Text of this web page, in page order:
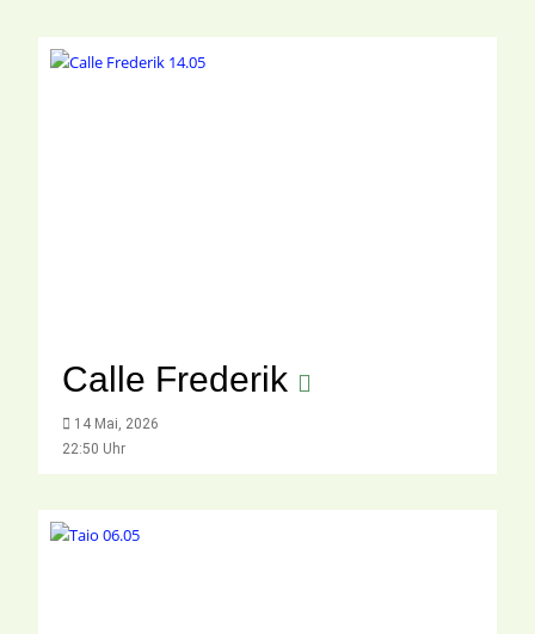
Calle Frederik
14 Mai, 2026
22:50 Uhr